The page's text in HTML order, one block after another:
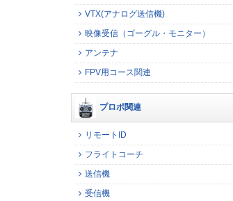
VTX(アナログ送信機)
映像受信（ゴーグル・モニター）
アンテナ
FPV用コース関連
プロポ関連
リモートID
フライトコーチ
送信機
受信機